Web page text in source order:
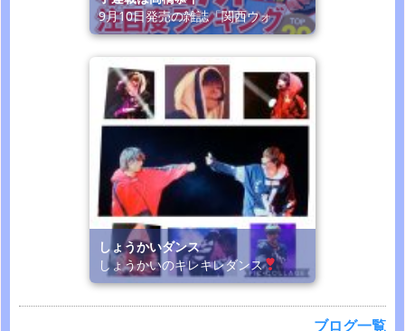
9月10日発売の雑誌「関西ウォ
しょうかいダンス
しょうかいのキレキレダンス
ブログ一覧